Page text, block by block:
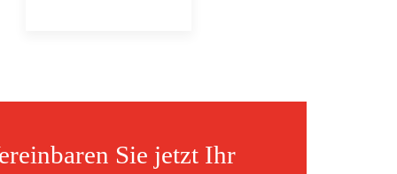
Sie jetzt Ihr